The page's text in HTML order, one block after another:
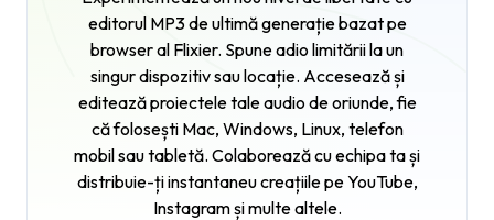
editorul MP3 de ultimă generație bazat pe
browser al Flixier. Spune adio limitării la un
singur dispozitiv sau locație. Accesează și
editează proiectele tale audio de oriunde, fie
că folosești Mac, Windows, Linux, telefon
mobil sau tabletă. Colaborează cu echipa ta și
distribuie-ți instantaneu creațiile pe YouTube,
Instagram și multe altele.